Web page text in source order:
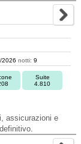
2026 notti: 9
Suite
4.810
assicurazioni e